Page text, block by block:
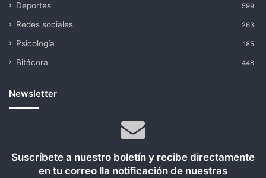
Deportes 599
Redes sociales 263
Psicología 185
Bitácora 448
Newsletter
Suscríbete a nuestro boletín y recibe directamente
en tu correo lla notificación de nuestras